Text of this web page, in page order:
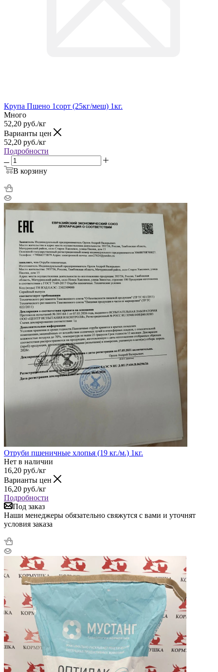
Крупа Пшено 1сорт (25кг/меш) 1кг.
Много
52,20 руб./кг
Варианты цен
52,20 руб./кг
Подробности
В корзину
Отруби пшеничные хлопья (19 кг./м.) 1кг.
Нет в наличии
16,20 руб./кг
Варианты цен
16,20 руб./кг
Подробности
Под заказ
Наши менеджеры обязательно свяжутся с вами и уточнят
условия заказа